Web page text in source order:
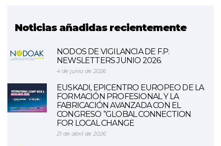
Noticias añadidas recientemente
NODOS DE VIGILANCIA DE F.P.
NEWSLETTERS JUNIO 2026.
4 de junio de 2026
EUSKADI, EPICENTRO EUROPEO DE LA
FORMACIÓN PROFESIONAL Y LA
FABRICACIÓN AVANZADA CON EL
CONGRESO “GLOBAL CONNECTION
FOR LOCAL CHANGE
21 de abril de 2026